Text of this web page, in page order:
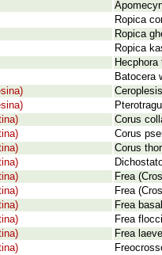
Ropica
Ropica
Ropica
Batocera
Corus
Corus
Corus
Frea
Frea
Frea
Frea
Frea